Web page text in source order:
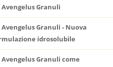
Avengelus Granuli
Avengelus Granuli - Nuova
idrosolubile
Avengelus Granuli come